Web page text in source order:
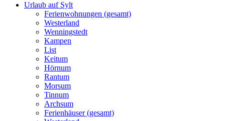
Urlaub auf Sylt
Ferienwohnungen (gesamt)
Westerland
Wenningstedt
Kampen
List
Keitum
Hörnum
Rantum
Morsum
Tinnum
Archsum
Ferienhäuser (gesamt)